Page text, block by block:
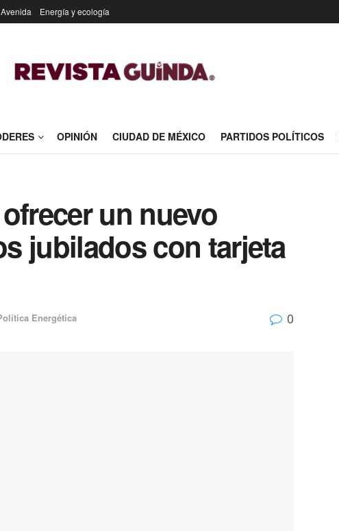
Energía y ecología
OPINIÓN CIUDAD DE MÉXICO PARTIDOS POLÍTICOS
un nuevo
jubilados con tarjeta
Energética 0